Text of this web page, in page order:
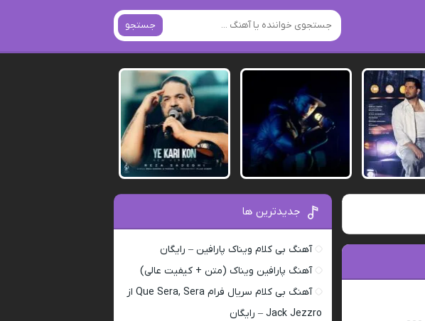
جستجو
جدیدترین ها
آهنگ بی کلام ویناک پارافین – رایگان
آهنگ پارافین ویناک (متن + کیفیت عالی)
آهنگ بی کلام سریال فرام Que Sera, Sera از
Jack Jezzro – رایگان